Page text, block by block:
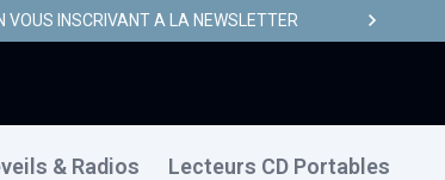
VOUS INSCRIVANT A LA NEWSLETTER
& Radios Lecteurs CD Portables